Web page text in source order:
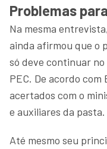
Problemas
Na mesma
ainda afirmou que o
só deve continuar no
PEC. De acordo
acertados com o
e auxiliares da pasta.
Até mesmo seu